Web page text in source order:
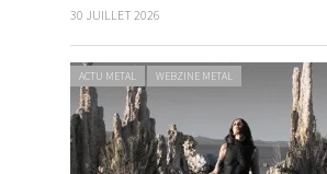
30 JUILLET 2026
ACTU METAL WEBZINE METAL